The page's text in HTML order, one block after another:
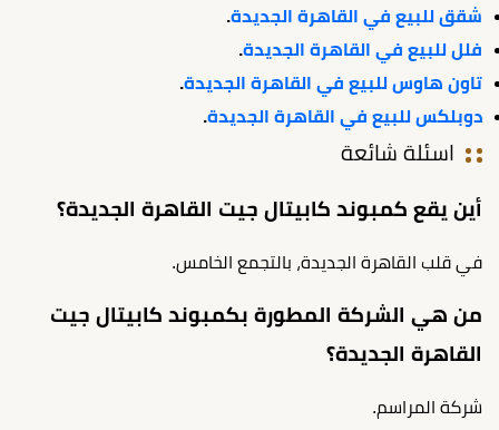
شقق للبيع في القاهرة الجديدة.
فلل للبيع في القاهرة الجديدة.
تاون هاوس للبيع في القاهرة الجديدة.
دوبلكس للبيع في القاهرة الجديدة.
اسئلة شائعة
أين يقع كمبوند كابيتال جيت القاهرة الجديدة؟
في قلب القاهرة الجديدة، بالتجمع الخامس.
من هي الشركة المطورة بكمبوند كابيتال جيت
القاهرة الجديدة؟
شركة المراسم.